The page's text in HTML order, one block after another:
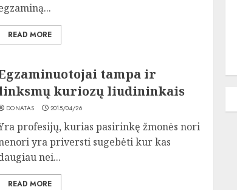
READ MORE
tampa ir
kuriozų liudininkais
DONATAS 2015/04/26
profesijų, kurias pasirinkę žmonės nori
yra priversti sugebėti kur kas
nei...
READ MORE